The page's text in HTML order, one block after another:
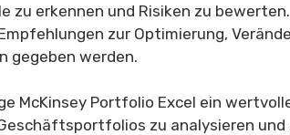
zu erkennen und Risiken zu
zur Optimierung,
gegeben werden.
McKinsey Portfolio Excel ein
zu analysieren und